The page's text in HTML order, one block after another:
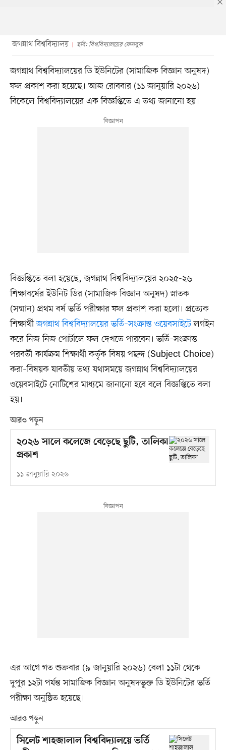
জগন্নাথ বিশ্ববিদ্যালয় ছবি: বিশ্ববিদ্যালয়ের ফেসবুক
জগন্নাথ বিশ্ববিদ্যালয়ের ডি ইউনিটের (সামাজিক বিজ্ঞান অনুষদ)
ফল প্রকাশ করা হয়েছে। আজ রোববার (১১ জানুয়ারি ২০২৬)
বিকেলে বিশ্ববিদ্যালয়ের এক বিজ্ঞপ্তিতে এ তথ্য জানানো হয়।
বিজ্ঞপ্তিতে বলা হয়েছে, জগন্নাথ বিশ্ববিদ্যালয়ের ২০২৫-২৬
শিক্ষাবর্ষের ইউনিট ডির (সামাজিক বিজ্ঞান অনুষদ) স্নাতক
(সম্মান) প্রথম বর্ষ ভর্তি পরীক্ষার ফল প্রকাশ করা হলো। প্রত্যেক
শিক্ষার্থীজগন্নাথ বিশ্ববিদ্যালয়ের ভর্তি–সংক্রান্ত ওয়েবসাইটেলগইন
করে নিজ নিজ পোর্টালে ফল দেখতে পারবেন। ভর্তি–সংক্রান্ত
পরবর্তী কার্যক্রম শিক্ষার্থী কর্তৃক বিষয় পছন্দ (Subject Choice)
করা–বিষয়ক যাবতীয় তথ্য যথাসময়ে জগন্নাথ বিশ্ববিদ্যালয়ের
ওয়েবসাইটে নোটিশের মাধ্যমে জানানো হবে বলে বিজ্ঞপ্তিতে বলা
হয়।
আরও পড়ুন
২০২৬ সালে কলেজে বেড়েছে ছুটি, তালিকা
প্রকাশ
১১ জানুয়ারি ২০২৬
এর আগে গত শুক্রবার (৯ জানুয়ারি ২০২৬) বেলা ১১টা থেকে
দুপুর ১২টা পর্যন্ত সামাজিক বিজ্ঞান অনুষদভুক্ত ডি ইউনিটের ভর্তি
পরীক্ষা অনুষ্ঠিত হয়েছে।
আরও পড়ুন
সিলেট শাহজালাল বিশ্ববিদ্যালয়ে ভর্তি